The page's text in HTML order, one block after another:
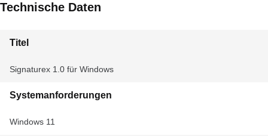
Technische Daten
Titel
Signaturex 1.0 für Windows
Systemanforderungen
Windows 11